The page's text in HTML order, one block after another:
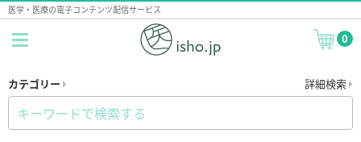
医学・医療の電子コンテンツ配信サービス
0
カテゴリー 詳細検索